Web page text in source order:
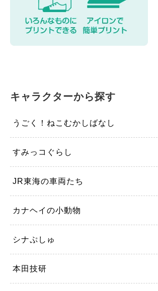
キャラクターから探す
うごく！ねこむかしばなし
すみっコぐらし
JR東海の車両たち
カナヘイの小動物
シナぷしゅ
本田技研